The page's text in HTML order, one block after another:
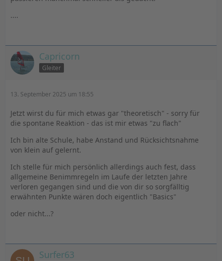
....
Capricorn
Gleiter
13. September 2025 um 18:55
Jetzt wirst du für mich etwas gar "theoretisch" - sorry für
die spontane Reaktion - das ist mir etwas "zu flach"
Ich bin alte Schule, habe Anstand und Rücksichtsnahme
von klein auf gelernt.
Ich stelle für mich persönlich allerdings auch fest, dass
allgemeine Benimmregeln im Laufe der letzten Jahre
verloren gegangen sind und die von dir so sorgfälltig
erwähnten Punkte wären doch eigentlich "Basics"
oder nicht...?
Surfer63